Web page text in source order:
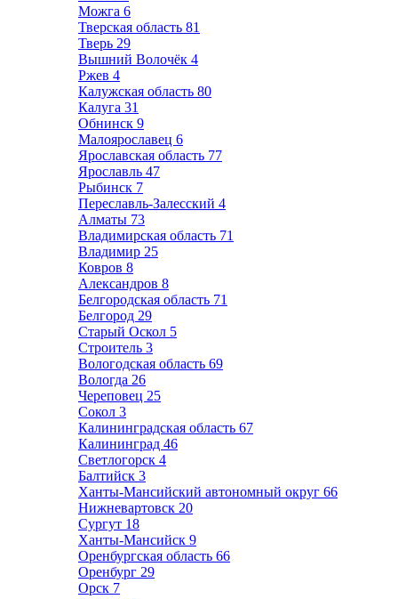
Можга 6
Тверская область 81
Тверь 29
Вышний Волочёк 4
Ржев 4
Калужская область 80
Калуга 31
Обнинск 9
Малоярославец 6
Ярославская область 77
Ярославль 47
Рыбинск 7
Переславль-Залесский 4
Алматы 73
Владимирская область 71
Владимир 25
Ковров 8
Александров 8
Белгородская область 71
Белгород 29
Старый Оскол 5
Строитель 3
Вологодская область 69
Вологда 26
Череповец 25
Сокол 3
Калининградская область 67
Калининград 46
Светлогорск 4
Балтийск 3
Ханты-Мансийский автономный округ 66
Нижневартовск 20
Сургут 18
Ханты-Мансийск 9
Оренбургская область 66
Оренбург 29
Орск 7